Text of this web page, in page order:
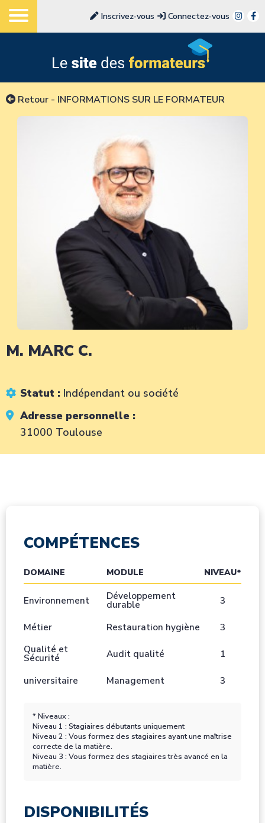
Inscrivez-vous Connectez-vous
Retour - INFORMATIONS SUR LE FORMATEUR
M. MARC C.
Statut : Indépendant ou société
Adresse personnelle :
31000 Toulouse
COMPÉTENCES
DOMAINE MODULE NIVEAU*
Environnement Développement
durable 3
Métier Restauration hygiène
3
Qualité et
Sécurité Audit qualité 1
universitaire Management 3
* Niveaux :
Niveau 1 : Stagiaires débutants uniquement
Niveau 2 : Vous formez des stagiaires ayant une maîtrise
correcte de la matière.
Niveau 3 : Vous formez des stagiaires très avancé en la
matière.
DISPONIBILITÉS